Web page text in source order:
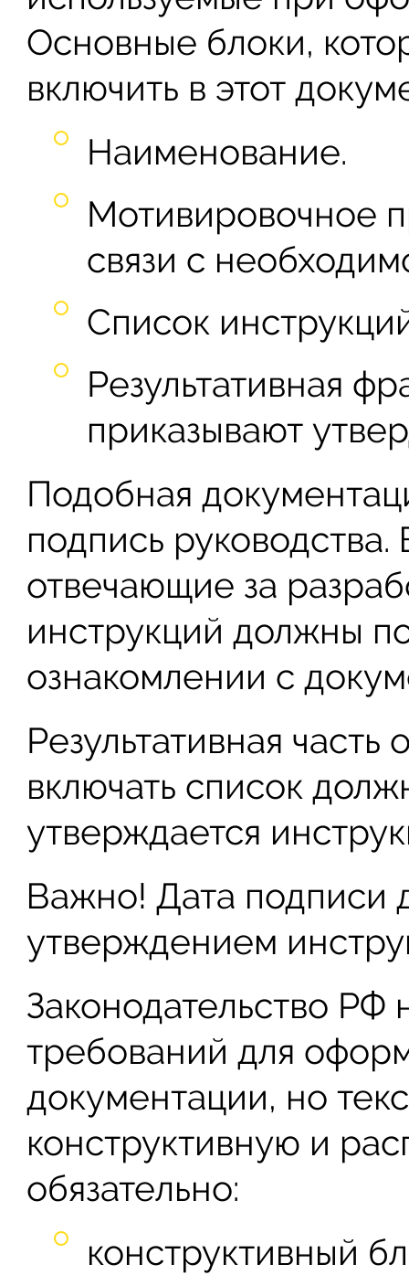
Основные блоки,
включить в этот
Наименование.
Мотивировочное
связи с
Список
Результативная
приказывают
Подобная
подпись
отвечающие за
инструкций должны
ознакомлении с
Результативная
включать список
утверждается
Важно! Дата подписи
утверждением
Законодательство РФ
требований для
документации, но
конструктивную и
обязательно:
конструктивный